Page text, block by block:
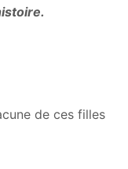
de ces filles